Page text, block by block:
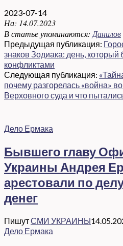
2023-07-14
На: 14.07.2023
В статье упоминаются: Данилов
Предыдущая публикация:
знаков Зодиака: день, который
конфликтами
Следующая публикация:
почему разгорелась «война»
Верховного суда и что
Дело Ермака
Бывшего главу
Украины Андрея
арестовали по
денег
ПишутСМИ УКРАИНЫ
Дело Ермака